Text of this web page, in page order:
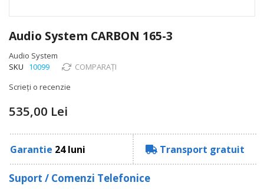
to
the
beginning
of
images
Audio System CARBON 165-3
Audio System
SKU
10099
COMPARAȚI
Scrieți o recenzie
535,00 Lei
Garantie 24 luni Transport gratuit
Suport / Comenzi Telefonice